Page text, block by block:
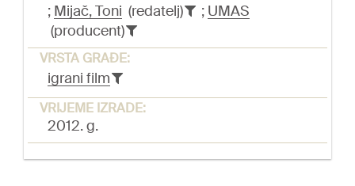
; Mijač, Toni (redatelj) ; UMAS
(producent)
VRSTA GRAĐE:
igrani film
VRIJEME IZRADE:
2012. g.